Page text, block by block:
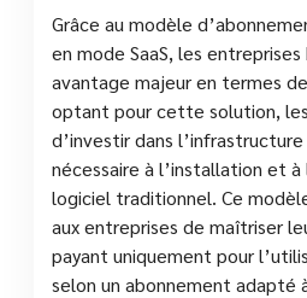
Grâce au modèle
en mode SaaS, les
avantage majeur en termes
optant pour cette solution,
d’investir dans
nécessaire à l’installation et à
logiciel traditionnel. Ce
aux entreprises de maîtriser
payant uniquement pour
selon un abonnement adapté